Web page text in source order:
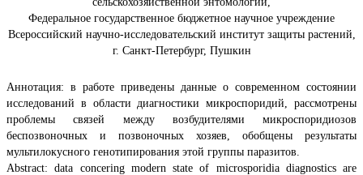
Федеральное государственное бюджетное научное учреждение
Всероссийский научно-исследовательский институт защиты растений,
г. Санкт-Петербург, Пушкин
Аннотация: в работе приведены данные о современном состоянии
исследований в области диагностики микроспоридий, рассмотрены
проблемы связей между возбудителями микроспоридиозов
беспозвоночных и позвоночных хозяев, обобщены результаты
мультилокусного генотипирования этой группы паразитов.
Abstract: data concering modern state of microsporidia diagnostics are